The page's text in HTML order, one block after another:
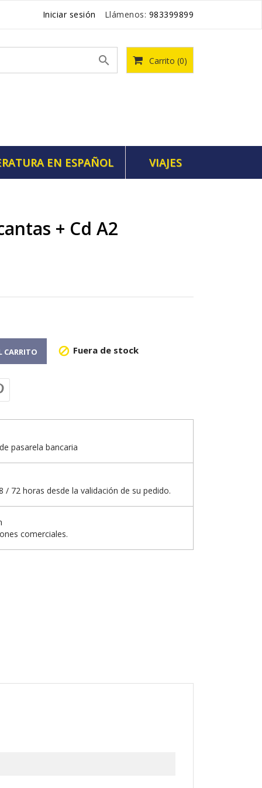
Iniciar sesión Llámenos: 983399899
Carrito (0)

EN ESPAÑOL VIAJES
+ Cd A2
CARRITO  Fuera de stock
pasarela bancaria
/ 72 horas desde la validación de su pedido.
comerciales.